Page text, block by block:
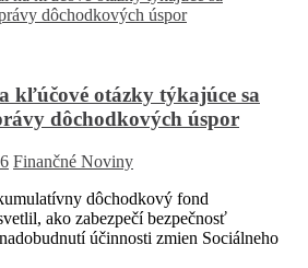
kľúčové otázky týkajúce sa
dôchodkových úspor
Finančné Noviny
dôchodkový fond
ako zabezpečí bezpečnosť
účinnosti zmien Sociálneho